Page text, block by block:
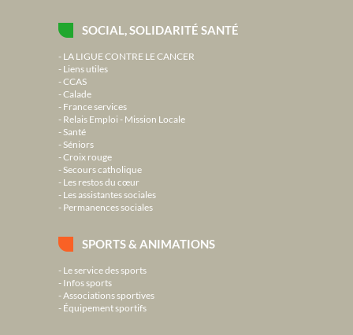
SOCIAL, SOLIDARITÉ SANTÉ
LA LIGUE CONTRE LE CANCER
Liens utiles
CCAS
Calade
France services
Relais Emploi - Mission Locale
Santé
Séniors
Croix rouge
Secours catholique
Les restos du cœur
Les assistantes sociales
Permanences sociales
SPORTS & ANIMATIONS
Le service des sports
Infos sports
Associations sportives
Équipement sportifs